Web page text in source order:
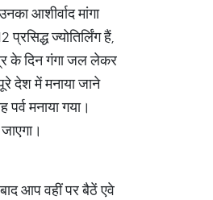
आशीर्वाद मांगा
ज्योतिर्लिंग हैं,
के दिन गंगा जल लेकर
देश में मनाया जाने
मनाया गया।
आप वहीं पर बैठें एवे